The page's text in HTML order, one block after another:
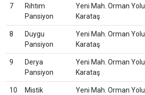
7
Rıhtım
Pansiyon
Yeni Mah. Orman Yolu
Karataş
8
Duygu
Pansiyon
Yeni Mah. Orman Yolu
Karataş
9
Derya
Pansiyon
Yeni Mah. Orman Yolu
Karataş
10
Mistik
Yeni Mah. Orman Yolu